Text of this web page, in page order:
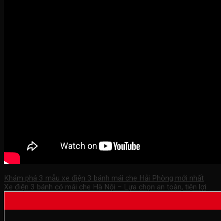
Khám phá 3 mẫu xe điện 3 bánh mái che Hải Phòng mới nhất
Xe điện 3 bánh có mái che Hà Nội – Lựa chọn an toàn, tiện lợi